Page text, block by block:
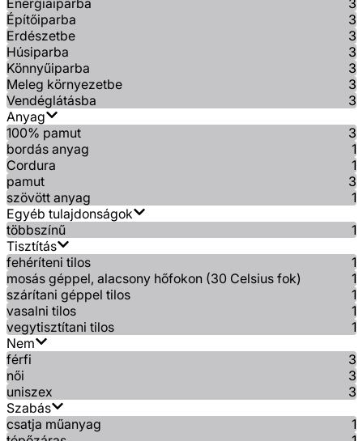
Építőiparba
3
Erdészetbe
3
Húsiparba
3
Könnyűiparba
3
Meleg környezetbe
3
Vendéglátásba
3
Anyag
100% pamut
3
bordás anyag
1
Cordura
1
pamut
3
szövött anyag
1
Egyéb tulajdonságok
többszínű
1
Tisztítás
fehéríteni tilos
1
mosás géppel, alacsony hőfokon (30 Celsius fok)
1
szárítani géppel tilos
1
vasalni tilos
1
vegytisztítani tilos
1
Nem
férfi
3
női
3
uniszex
3
Szabás
csatja műanyag
1